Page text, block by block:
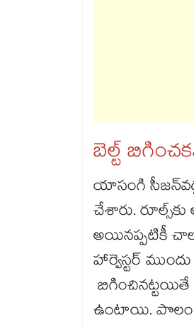
బెల్ట్
యాసంగి
చేశారు.
అయినప్పటికీ చాలా
హార్వెస్టర్
ఉంటాయి. పొలం